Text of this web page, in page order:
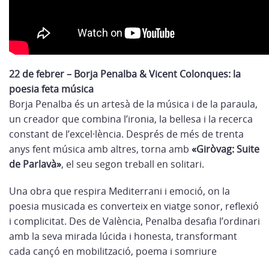
22 de febrer – Borja Penalba & Vicent Colonques: la
poesia feta música
Borja Penalba és un artesà de la música i de la paraula,
un creador que combina l’ironia, la bellesa i la recerca
constant de l’excel·lència. Després de més de trenta
anys fent música amb altres, torna amb «Giròvag: Suite
de Parlavà», el seu segon treball en solitari.
Una obra que respira Mediterrani i emoció, on la
poesia musicada es converteix en viatge sonor, reflexió
i complicitat. Des de València, Penalba desafia l’ordinari
amb la seva mirada lúcida i honesta, transformant
cada cançó en mobilització, poema i somriure